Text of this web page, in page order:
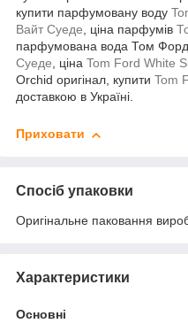
купити парфумовану воду
Вайт Суеде, ціна парфумів
парфумована вода Том
Суеде, ціна Tom Ford White
Orchid оригінал, купити Tom
доставкою в Україні.
Приховати
Спосіб упаковки
Оригінальне паковання
Характеристики
Основні